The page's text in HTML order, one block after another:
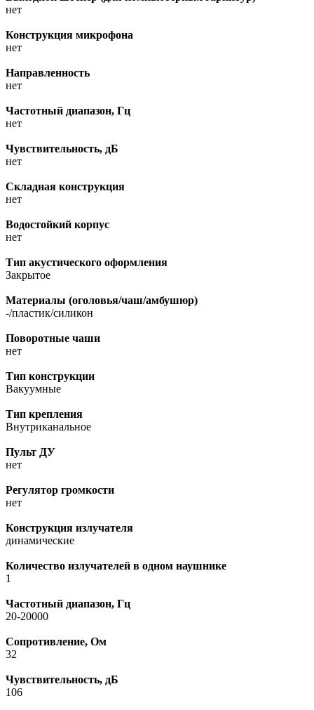
нет
Конструкция микрофона
нет
Направленность
нет
Частотный диапазон, Гц
нет
Чувствительность, дБ
нет
Складная конструкция
нет
Водостойкий корпус
нет
Тип акустического оформления
Закрытое
Материалы (оголовья/чаш/амбушюр)
-/пластик/силикон
Поворотные чаши
нет
Тип конструкции
Вакуумные
Тип крепления
Внутриканальное
Пульт ДУ
нет
Регулятор громкости
нет
Конструкция излучателя
динамические
Количество излучателей в одном наушнике
1
Частотный диапазон, Гц
20-20000
Сопротивление, Ом
32
Чувствительность, дБ
106